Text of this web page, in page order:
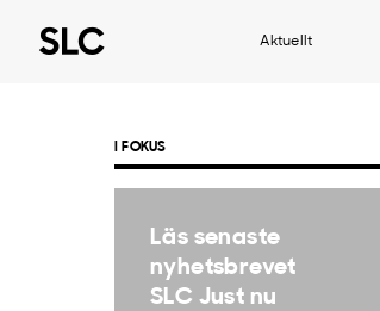
Aktuellt
I FOKUS
Läs senaste
nyhetsbrevet
SLC Just nu